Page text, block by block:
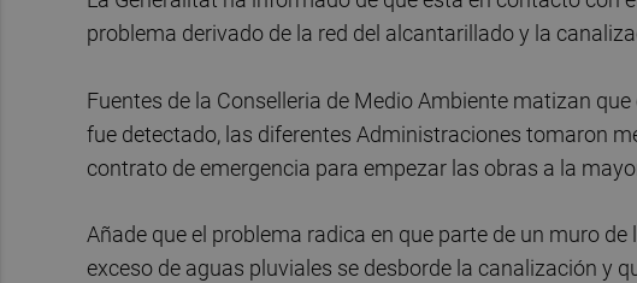
problema derivado de la red del alcantarillado y la
Fuentes de la Conselleria de Medio Ambiente matizan
fue detectado, las diferentes Administraciones tomaron
contrato de emergencia para empezar las obras a la
Añade que el problema radica en que parte de un muro
exceso de aguas pluviales se desborde la canalización y